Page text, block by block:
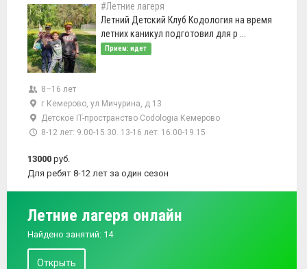
#Летние лагеря
Летний Детский Клуб Кодология на время
летних каникул подготовил для р ...
Прием: идет
8–16 лет
г Кемерово, ул Мичурина, д 13
Детское IT-пространство Codologia Кемерово
8-12 лет: 9.00-15.30. 13-16 лет: 16.00-19.15
13000 руб.
Для ребят 8-12 лет за один сезон
Летние лагеря онлайн
Найдено занятий: 14
Открыть